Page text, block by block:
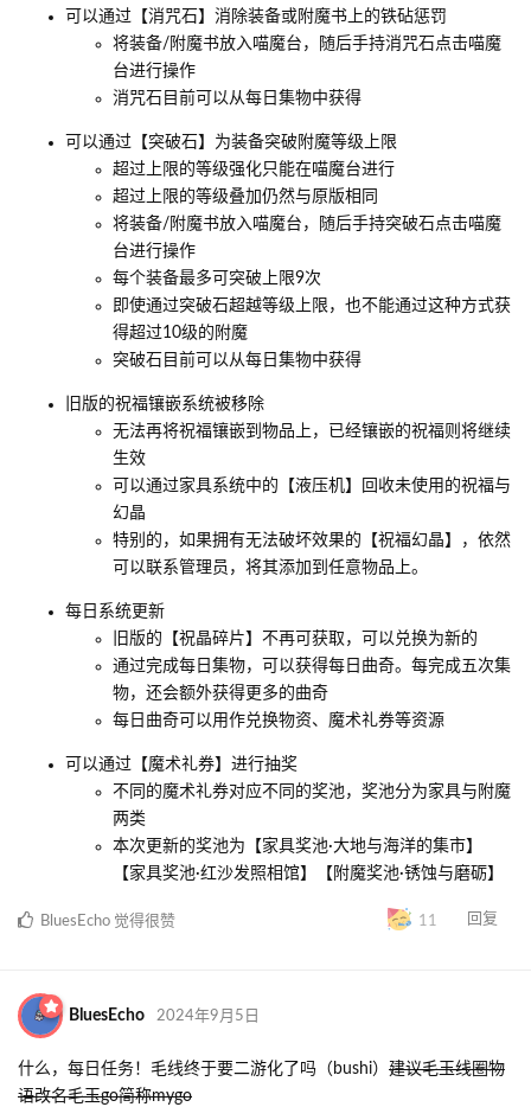
可以通过【消咒石】消除装备或附魔书上的铁砧惩罚
将装备/附魔书放入喵魔台，随后手持消咒石点击喵魔
台进行操作
消咒石目前可以从每日集物中获得
可以通过【突破石】为装备突破附魔等级上限
超过上限的等级强化只能在喵魔台进行
超过上限的等级叠加仍然与原版相同
将装备/附魔书放入喵魔台，随后手持突破石点击喵魔
台进行操作
每个装备最多可突破上限9次
即使通过突破石超越等级上限，也不能通过这种方式获
得超过10级的附魔
突破石目前可以从每日集物中获得
旧版的祝福镶嵌系统被移除
无法再将祝福镶嵌到物品上，已经镶嵌的祝福则将继续
生效
可以通过家具系统中的【液压机】回收未使用的祝福与
幻晶
特别的，如果拥有无法破坏效果的【祝福幻晶】，依然
可以联系管理员，将其添加到任意物品上。
每日系统更新
旧版的【祝晶碎片】不再可获取，可以兑换为新的
通过完成每日集物，可以获得每日曲奇。每完成五次集
物，还会额外获得更多的曲奇
每日曲奇可以用作兑换物资、魔术礼券等资源
可以通过【魔术礼券】进行抽奖
不同的魔术礼券对应不同的奖池，奖池分为家具与附魔
两类
本次更新的奖池为【家具奖池·大地与海洋的集市】
【家具奖池·红沙发照相馆】【附魔奖池·锈蚀与磨砺】
11 回复
BluesEcho 觉得很赞
BluesEcho 2024年9月5日
什么，每日任务！毛线终于要二游化了吗（bushi） 建议毛玉线圈物
语改名毛玉go简称mygo